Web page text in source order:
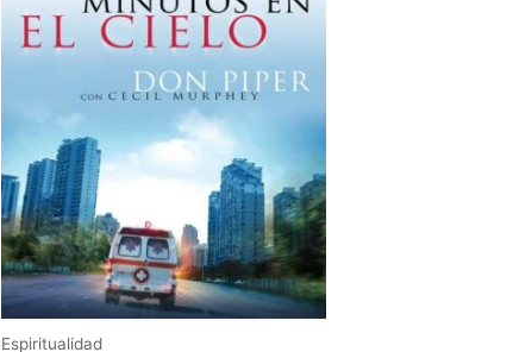
Espiritualidad